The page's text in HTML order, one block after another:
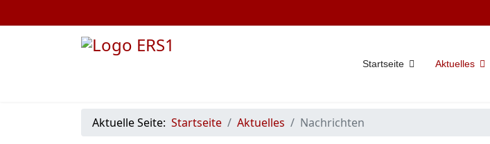
Startseite Aktuelles
Aktuelle Seite: Startseite Aktuelles Nachrichten